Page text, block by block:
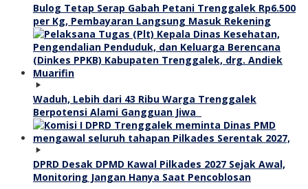
Bulog Tetap Serap Gabah Petani Trenggalek Rp6.500
per Kg, Pembayaran Langsung Masuk Rekening
Waduh, Lebih dari 43 Ribu Warga Trenggalek
Berpotensi Alami Gangguan Jiwa
DPRD Desak DPMD Kawal Pilkades 2027 Sejak Awal,
Monitoring Jangan Hanya Saat Pencoblosan